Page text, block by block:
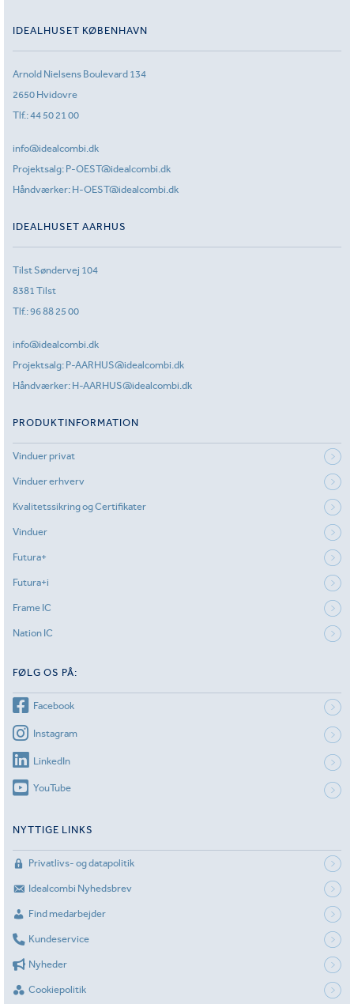
IDEALHUSET KØBENHAVN
Arnold Nielsens Boulevard 134
2650 Hvidovre
Tlf.:44 50 21 00
info@idealcombi.dk
Projektsalg: P-OEST@idealcombi.dk
Håndværker: H-OEST@idealcombi.dk
IDEALHUSET AARHUS
Tilst Søndervej 104
8381 Tilst
Tlf.:96 88 25 00
info@idealcombi.dk
Projektsalg: P-AARHUS@idealcombi.dk
Håndværker: H-AARHUS@idealcombi.dk
PRODUKTINFORMATION
Vinduer privat
Vinduer erhverv
Kvalitetssikring og Certifikater
Vinduer
Futura+
Futura+i
Frame IC
Nation IC
FØLG OS PÅ:
Facebook
Instagram
LinkedIn
YouTube
NYTTIGE LINKS
Privatlivs- og datapolitik
Idealcombi Nyhedsbrev
Find medarbejder
Kundeservice
Nyheder
Cookiepolitik